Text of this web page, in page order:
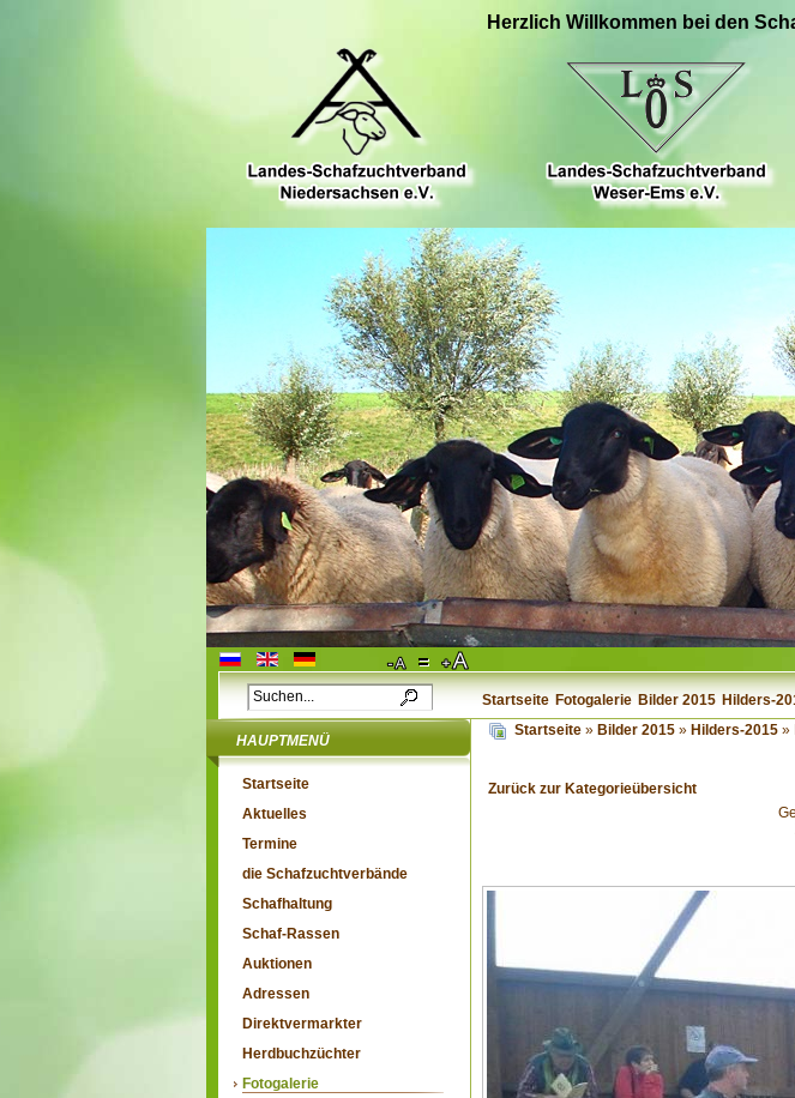
Herzlich Willkommen bei den
Startseite Fotogalerie Bilder 2015 Hilders-
HAUPTMENÜ
Startseite
Aktuelles
Termine
die Schafzuchtverbände
Schafhaltung
Schaf-Rassen
Auktionen
Adressen
Direktvermarkter
Herdbuchzüchter
Fotogalerie
Startseite » Bilder 2015 » Hilders-2015 »
Zurück zur Kategorieübersicht